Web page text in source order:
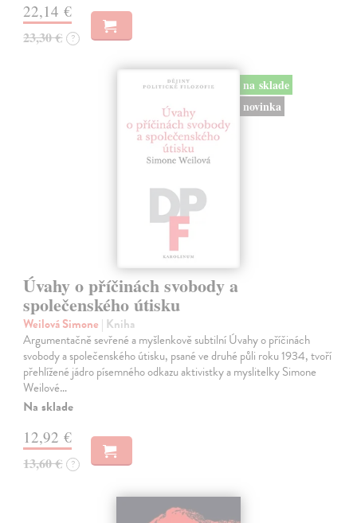
22,14 €
23,30 € ?
na sklade
novinka
Úvahy o příčinách svobody a
společenského útisku
Weilová Simone | Kniha
Argumentačně sevřené a myšlenkově subtilní Úvahy o příčinách
svobody a společenského útisku, psané ve druhé půli roku 1934, tvoří
přehlížené jádro písemného odkazu aktivistky a myslitelky Simone
Weilové…
Na sklade
12,92 €
13,60 € ?